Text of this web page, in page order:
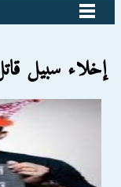
إخلاء سبيل